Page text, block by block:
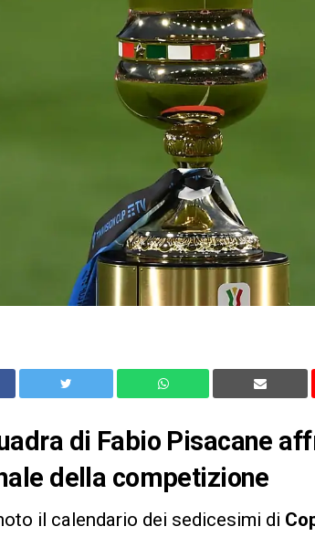
di Fabio Pisacane
della competizione
il calendario dei sedicesimi di